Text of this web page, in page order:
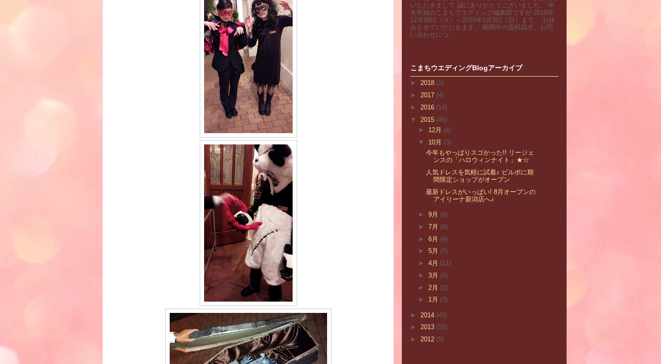
いただきまして 誠にありがとうございました。 年
末年始のこまちウエディング編集部ですが 2015年
12月28日（火）～2016年1月3日（日）まで、 お休
みさせていただきます。 期間中の資料請求、お問
い合わせにつ...
こまちウエディングBlogアーカイブ
► 2018 (1)
► 2017 (4)
► 2016 (14)
▼ 2015 (46)
► 12月 (4)
▼ 10月 (3)
今年もやっぱりスゴかった!! リージェ
ンスの「ハロウィンナイト」★☆
人気ドレスを気軽に試着♪ ビルボに期
間限定ショップがオープン
最新ドレスがいっぱい! 8月オープンの
アイリーナ新潟店へ♪
► 9月 (6)
► 7月 (4)
► 6月 (4)
► 5月 (5)
► 4月 (11)
► 3月 (4)
► 2月 (2)
► 1月 (3)
► 2014 (43)
► 2013 (55)
► 2012 (5)